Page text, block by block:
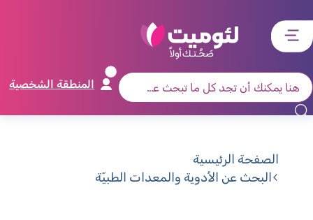
דלג
לתפריט
דלג
לרכיב
דלג
לתוכן
דלג
לאזור
תחתון
المنطقة الشخصية
الصفحة الرئيسية
البحث عن الأدوية والمعدات الطبيّة